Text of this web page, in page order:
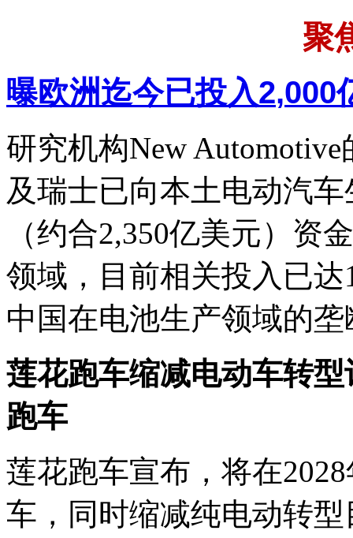
聚
曝欧洲迄今已投入2,000
研究机构New
及瑞士已向本土电动汽
（约合2,350亿美元）资
领域，目前相关投入已
中国在电池生产领域的
莲花跑车缩减电动车转
跑车
莲花跑车宣布，将在
车，同时缩减纯电动转